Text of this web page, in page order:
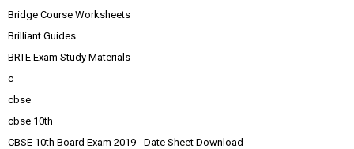
Bridge Course Worksheets
Brilliant Guides
BRTE Exam Study Materials
c
cbse
cbse 10th
CBSE 10th Board Exam 2019 - Date Sheet Download